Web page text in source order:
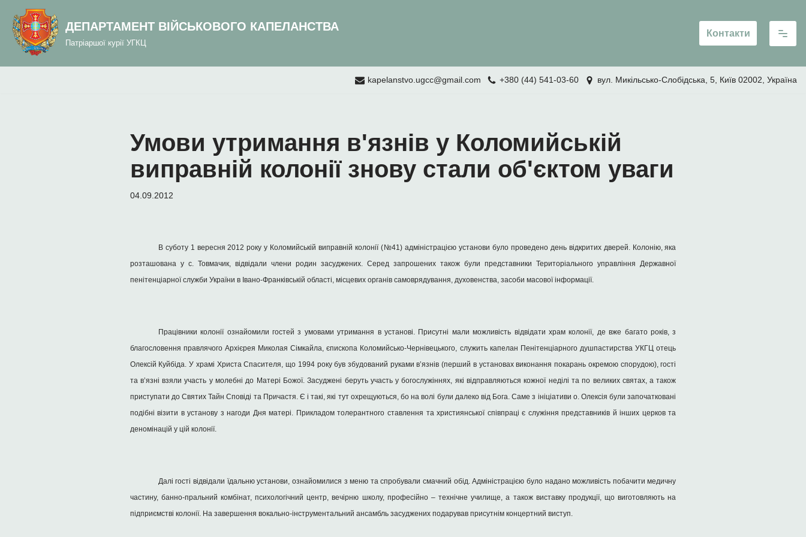
вмісту
Перейти
вмісту
ДЕПАРТАМЕНТ ВІЙСЬКОВОГО КАПЕЛАНСТВА
Патріаршої курії УГКЦ
Контакти
kapelanstvo.ugcc@gmail.com +380 (44) 541-03-60 вул. Микільсько-Слобідська, 5, Київ 02002, Україна
Умови утримання в'язнів у Коломийській
виправній колонії знову стали об'єктом уваги
04.09.2012
В суботу 1 вересня 2012 року у Коломийській виправній колонії (№41) адміністрацією установи було проведено день відкритих дверей. Колонію, яка
розташована у с. Товмачик, відвідали члени родин засуджених. Серед запрошених також були представники Територіального управління Державної
пенітенціарної служби України в Івано-Франківській області, місцевих органів самоврядування, духовенства, засоби масової інформації.
Працівники колонії ознайомили гостей з умовами утримання в установі. Присутні мали можливість відвідати храм колонії, де вже багато років, з
благословення правлячого Архієрея Миколая Сімкайла, єпископа Коломийсько-Чернівецького, служить капелан Пенітенціарного душпастирства УКГЦ отець
Олексій Куйбіда. У храмі Христа Спасителя, що 1994 року був збудований руками в’язнів (перший в установах виконання покарань окремою спорудою), гості
та в’язні взяли участь у молебні до Матері Божої. Засуджені беруть участь у богослужіннях, які відправляються кожної неділі та по великих святах, а також
приступати до Святих Тайн Сповіді та Причастя. Є і такі, які тут охрещуються, бо на волі були далеко від Бога. Саме з ініціативи о. Олексія були започатковані
подібні візити в установу з нагоди Дня матері. Прикладом толерантного ставлення та християнської співпраці є служіння представників й інших церков та
деномінацій у цій колонії.
Далі гості відвідали їдальню установи, ознайомилися з меню та спробували смачний обід. Адміністрацією було надано можливість побачити медичну
частину, банно-пральний комбінат, психологічний центр, вечірню школу, професійно – технічне училище, а також виставку продукції, що виготовляють на
підприємстві колонії. На завершення вокально-інструментальний ансамбль засуджених подарував присутнім концертний виступ.